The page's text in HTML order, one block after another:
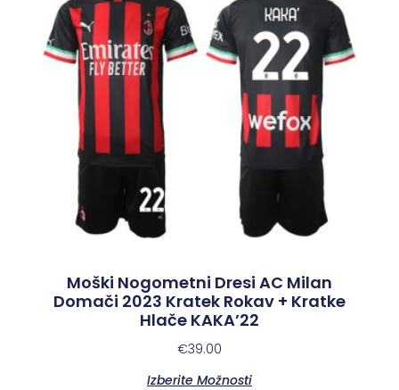
Moški Nogometni Dresi AC Milan
Domači 2023 Kratek Rokav + Kratke
Hlače KAKA’22
€39.00
Izberite Možnosti